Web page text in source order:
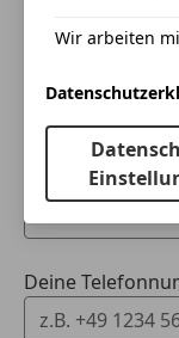
Deine E-Mail
Deine
Wir arbeiten